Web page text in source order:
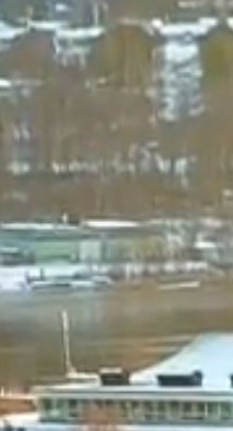
Länkar
Kontakt
Bli medlem